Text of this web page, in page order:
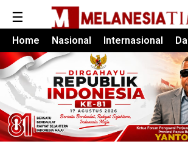
☰
Home Nasional Internasional